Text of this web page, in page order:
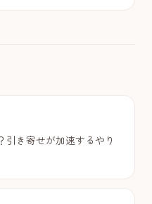
引き寄せが加速するやり